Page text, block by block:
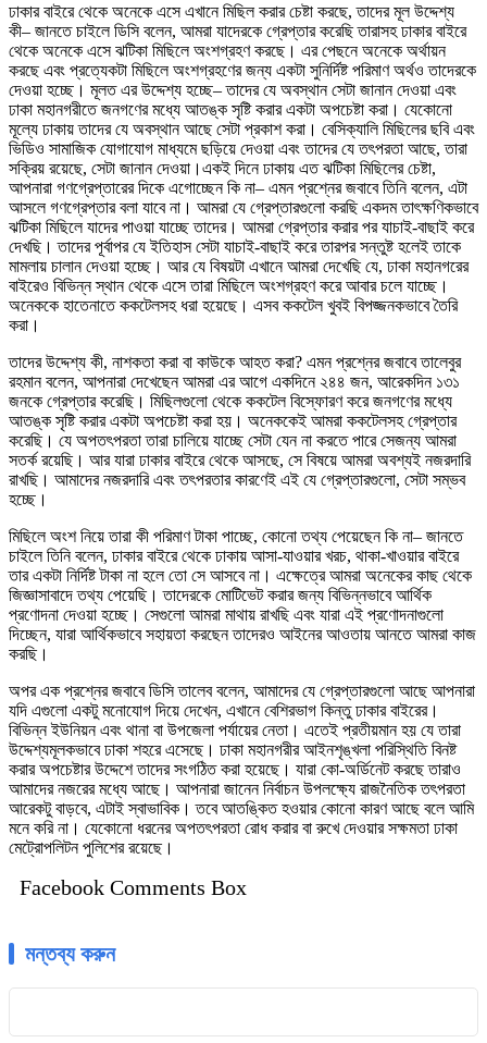
ঢাকার বাইরে থেকে অনেকে এসে এখানে মিছিল করার চেষ্টা করছে, তাদের মূল উদ্দেশ্য
কী– জানতে চাইলে ডিসি বলেন, আমরা যাদেরকে গ্রেপ্তার করেছি তারাসহ ঢাকার বাইরে
থেকে অনেকে এসে ঝটিকা মিছিলে অংশগ্রহণ করছে। এর পেছনে অনেকে অর্থায়ন
করছে এবং প্রত্যেকটা মিছিলে অংশগ্রহণের জন্য একটা সুনির্দিষ্ট পরিমাণ অর্থও তাদেরকে
দেওয়া হচ্ছে। মূলত এর উদ্দেশ্য হচ্ছে– তাদের যে অবস্থান সেটা জানান দেওয়া এবং
ঢাকা মহানগরীতে জনগণের মধ্যে আতঙ্ক সৃষ্টি করার একটা অপচেষ্টা করা। যেকোনো
মূল্যে ঢাকায় তাদের যে অবস্থান আছে সেটা প্রকাশ করা। বেসিক্যালি মিছিলের ছবি এবং
ভিডিও সামাজিক যোগাযোগ মাধ্যমে ছড়িয়ে দেওয়া এবং তাদের যে তৎপরতা আছে, তারা
সক্রিয় রয়েছে, সেটা জানান দেওয়া।একই দিনে ঢাকায় এত ঝটিকা মিছিলের চেষ্টা,
আপনারা গণগ্রেপ্তারের দিকে এগোচ্ছেন কি না– এমন প্রশ্নের জবাবে তিনি বলেন, এটা
আসলে গণগ্রেপ্তার বলা যাবে না। আমরা যে গ্রেপ্তারগুলো করছি একদম তাৎক্ষণিকভাবে
ঝটিকা মিছিলে যাদের পাওয়া যাচ্ছে তাদের। আমরা গ্রেপ্তার করার পর যাচাই-বাছাই করে
দেখছি। তাদের পূর্বাপর যে ইতিহাস সেটা যাচাই-বাছাই করে তারপর সন্তুষ্ট হলেই তাকে
মামলায় চালান দেওয়া হচ্ছে। আর যে বিষয়টা এখানে আমরা দেখেছি যে, ঢাকা মহানগরের
বাইরেও বিভিন্ন স্থান থেকে এসে তারা মিছিলে অংশগ্রহণ করে আবার চলে যাচ্ছে।
অনেককে হাতেনাতে ককটেলসহ ধরা হয়েছে। এসব ককটেল খুবই বিপজ্জনকভাবে তৈরি
করা।
তাদের উদ্দেশ্য কী, নাশকতা করা বা কাউকে আহত করা? এমন প্রশ্নের জবাবে তালেবুর
রহমান বলেন, আপনারা দেখেছেন আমরা এর আগে একদিনে ২৪৪ জন, আরেকদিন ১৩১
জনকে গ্রেপ্তার করেছি। মিছিলগুলো থেকে ককটেল বিস্ফোরণ করে জনগণের মধ্যে
আতঙ্ক সৃষ্টি করার একটা অপচেষ্টা করা হয়। অনেককেই আমরা ককটেলসহ গ্রেপ্তার
করেছি। যে অপতৎপরতা তারা চালিয়ে যাচ্ছে সেটা যেন না করতে পারে সেজন্য আমরা
সতর্ক রয়েছি। আর যারা ঢাকার বাইরে থেকে আসছে, সে বিষয়ে আমরা অবশ্যই নজরদারি
রাখছি। আমাদের নজরদারি এবং তৎপরতার কারণেই এই যে গ্রেপ্তারগুলো, সেটা সম্ভব
হচ্ছে।
মিছিলে অংশ নিয়ে তারা কী পরিমাণ টাকা পাচ্ছে, কোনো তথ্য পেয়েছেন কি না– জানতে
চাইলে তিনি বলেন, ঢাকার বাইরে থেকে ঢাকায় আসা-যাওয়ার খরচ, থাকা-খাওয়ার বাইরে
তার একটা নির্দিষ্ট টাকা না হলে তো সে আসবে না। এক্ষেত্রে আমরা অনেকের কাছ থেকে
জিজ্ঞাসাবাদে তথ্য পেয়েছি। তাদেরকে মোটিভেট করার জন্য বিভিন্নভাবে আর্থিক
প্রণোদনা দেওয়া হচ্ছে। সেগুলো আমরা মাথায় রাখছি এবং যারা এই প্রণোদনাগুলো
দিচ্ছেন, যারা আর্থিকভাবে সহায়তা করছেন তাদেরও আইনের আওতায় আনতে আমরা কাজ
করছি।
অপর এক প্রশ্নের জবাবে ডিসি তালেব বলেন, আমাদের যে গ্রেপ্তারগুলো আছে আপনারা
যদি এগুলো একটু মনোযোগ দিয়ে দেখেন, এখানে বেশিরভাগ কিন্তু ঢাকার বাইরের।
বিভিন্ন ইউনিয়ন এবং থানা বা উপজেলা পর্যায়ের নেতা। এতেই প্রতীয়মান হয় যে তারা
উদ্দেশ্যমূলকভাবে ঢাকা শহরে এসেছে। ঢাকা মহানগরীর আইনশৃঙ্খলা পরিস্থিতি বিনষ্ট
করার অপচেষ্টার উদ্দেশে তাদের সংগঠিত করা হয়েছে। যারা কো-অর্ডিনেট করছে তারাও
আমাদের নজরের মধ্যে আছে। আপনারা জানেন নির্বাচন উপলক্ষ্যে রাজনৈতিক তৎপরতা
আরেকটু বাড়বে, এটাই স্বাভাবিক। তবে আতঙ্কিত হওয়ার কোনো কারণ আছে বলে আমি
মনে করি না। যেকোনো ধরনের অপতৎপরতা রোধ করার বা রুখে দেওয়ার সক্ষমতা ঢাকা
মেট্রোপলিটন পুলিশের রয়েছে।
Facebook Comments Box
মন্তব্য করুন